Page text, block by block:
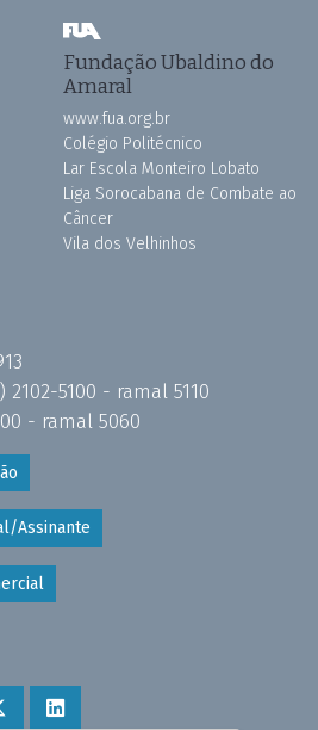
Fundação Ubaldino do
Amaral
www.fua.org.br
Colégio Politécnico
Lar Escola Monteiro Lobato
Liga Sorocabana de Combate ao
Câncer
Vila dos Velhinhos
2102-5100 - ramal 5110
- ramal 5060
Assinante